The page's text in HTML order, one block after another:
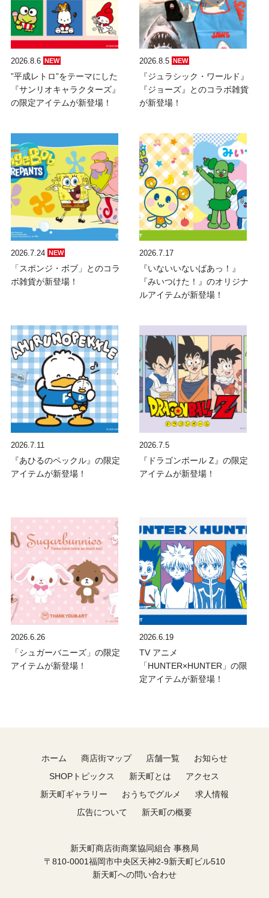
2026.8.6 NEW
”平成レトロ”をテーマにした
『サンリオキャラクターズ』
の限定アイテムが新登場！
2026.8.5 NEW
『ジュラシック・ワールド』
『ジョーズ』とのコラボ雑貨
が新登場！
2026.7.24 NEW
「スポンジ・ボブ」とのコラ
ボ雑貨が新登場！
2026.7.17
『いないいないばあっ！』
『みいつけた！』のオリジナ
ルアイテムが新登場！
2026.7.11
『あひるのペックル』の限定
アイテムが新登場！
2026.7.5
『ドラゴンボール Z』の限定
アイテムが新登場！
2026.6.26
「シュガーバニーズ」の限定
アイテムが新登場！
2026.6.19
TV アニメ
「HUNTER×HUNTER」の限
定アイテムが新登場！
ホーム 商店街マップ 店舗一覧
お知らせ
SHOPトピックス
新天町とは
アクセス
新天町ギャラリー
おうちでグルメ
求人情報
広告について
新天町の概要
新天町商店街商業協同組合 事務局
〒810-0001福岡市中央区天神2-9新天町ビル510
新天町への問い合わせ